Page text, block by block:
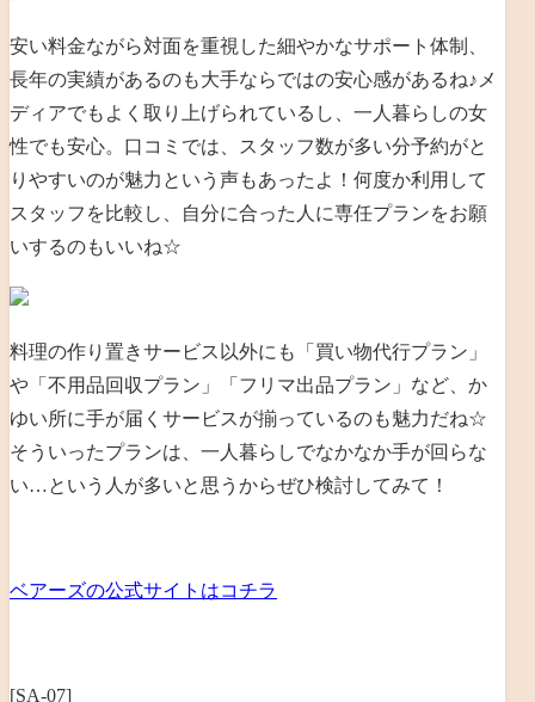
安い料金ながら対面を重視した細やかなサポート体制、
長年の実績があるのも大手ならではの安心感があるね♪メ
ディアでもよく取り上げられているし、一人暮らしの女
性でも安心。口コミでは、スタッフ数が多い分予約がと
りやすいのが魅力という声もあったよ！何度か利用して
スタッフを比較し、自分に合った人に専任プランをお願
いするのもいいね☆
料理の作り置きサービス以外にも「買い物代行プラン」
や「不用品回収プラン」「フリマ出品プラン」など、か
ゆい所に手が届くサービスが揃っているのも魅力だね☆
そういったプランは、 一人暮らしでなかなか手が回らな
い…という人が多いと思うからぜひ検討してみて！
ベアーズの公式サイトはコチラ
[SA-07]